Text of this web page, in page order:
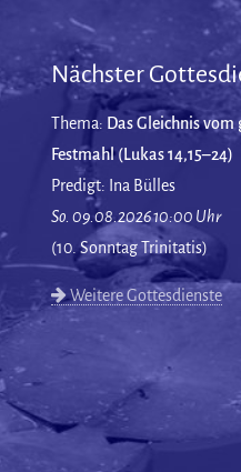
Nächster
Thema: Das Gleichnis vom
Festmahl (Lukas 14,15–24)
Predigt: Ina Bülles
So. 09.08.2026 10:00 Uhr
(10. Sonntag Trinitatis)
Weitere Gottesdienste